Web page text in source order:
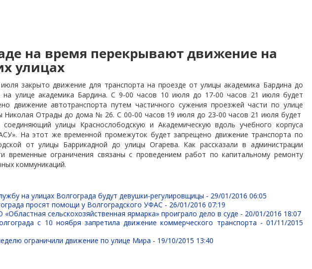
на время перекрывают движение на
улицах
закрыто движение для транспорта на проезде от улицы академика Бардина до
на улице академика Бардина. С 9-00 часов 10 июля до 17-00 часов 21 июля будет
движение автотранспорта путем частичного сужения проезжей части по улице
Николая Отрады до дома № 26. С 00-00 часов 19 июля до 23-00 часов 21 июля будет
соединяющий улицы Краснослободскую и Академическую вдоль учебного корпуса
На этот же временной промежуток будет запрещено движение транспорта по
от улицы Баррикадной до улицы Огарева. Как рассказали в администрации
временные ограничения связаны с проведением работ по капитальному ремонту
коммуникаций.
на улицах Волгограда будут девушки-регулировщицы - 29/01/2016 06:05
просят помощи у Волгоградского УФАС - 26/01/2016 07:19
сельскохозяйственная ярмарка» проиграло дело в суде - 20/01/2016 18:07
с 10 ноября запретила движение коммерческого транспорта - 01/11/2015
ограничили движение по улице Мира - 19/10/2015 13:40